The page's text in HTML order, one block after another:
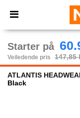
× Ntextil-
Bedre priser i
Starter på
Veiledende pris 147,85
ATLANTIS
Black